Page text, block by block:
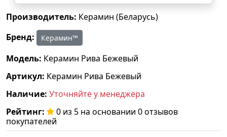
Производитель: Керамин (Беларусь)
Бренд:
Керамин™
Модель: Керамин Рива Бежевый
Артикул: Керамин Рива Бежевый
Наличие: Уточняйте у менеджера
Рейтинг:
0 из 5 на основании 0 отзывов
покупателей